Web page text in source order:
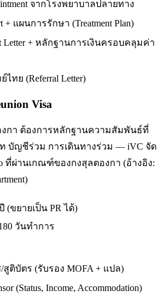
จากโรงพยาบาลปลายทาง
+ แผนการรักษา (Treatment Plan)
Letter + หลักฐานการเงินครอบคลุมค่า
ทย (Referral Letter)
Visa
องกา ต้องการหลักฐานความสัมพันธ์ที่
บัญชีร่วม การเดินทางร่วม — iVC จัด
ที่ผ่านเกณฑ์ของกงสุลตองกา (อ้างอิง:
(ขยายเป็น PR ได้)
วันทำการ
ติบัตร (รับรอง MOFA + แปล)
(Status, Income, Accommodation)